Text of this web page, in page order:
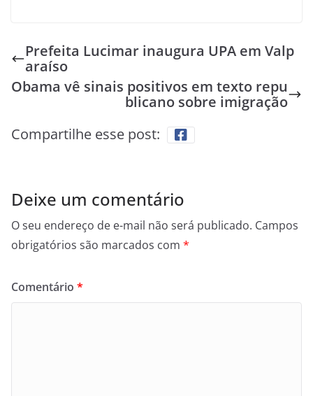
Prefeita Lucimar inaugura UPA em Valp
araíso
Obama vê sinais positivos em texto repu
blicano sobre imigração
Compartilhe esse post:
Deixe um comentário
O seu endereço de e-mail não será publicado. Campos
obrigatórios são marcados com *
Comentário *